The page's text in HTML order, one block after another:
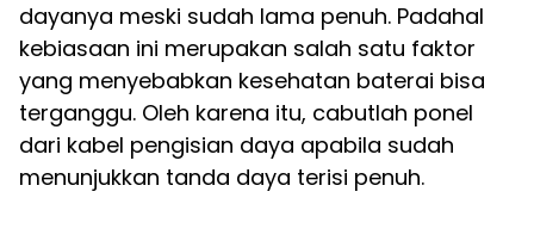
dayanya meski sudah lama penuh. Padahal
kebiasaan ini merupakan salah satu faktor
yang menyebabkan kesehatan baterai bisa
terganggu. Oleh karena itu, cabutlah ponel
dari kabel pengisian daya apabila sudah
menunjukkan tanda daya terisi penuh.